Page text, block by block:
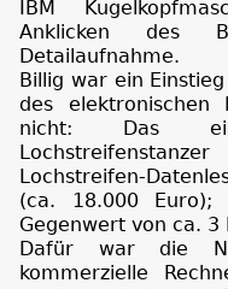
IBM
Anklicken des
Detailaufnahme.
Billig war ein
des elektronischen
nicht: Das
Lochstreifen-
(ca. 18.000 Euro);
Gegenwert von ca. 3
Dafür war die
kommerzielle